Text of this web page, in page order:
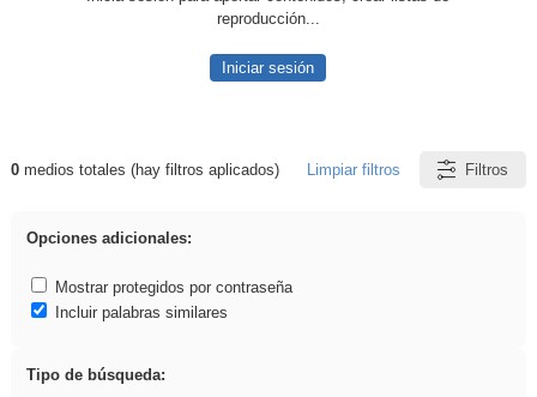
reproducción...
Iniciar sesión
Resultados de: carrocero
0medios totales (hay filtros aplicados) Limpiar filtros Filtros
Opciones adicionales:
Mostrar protegidos por contraseña
Incluir palabras similares
Tipo de búsqueda: